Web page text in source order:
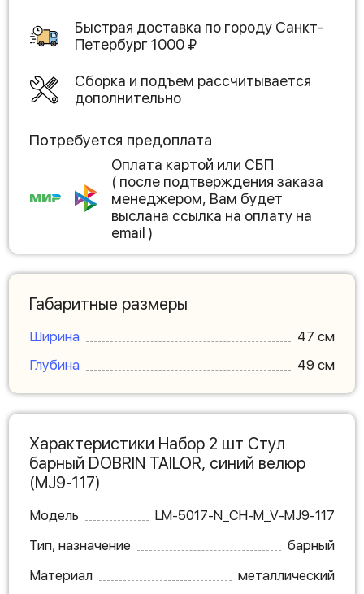
Быстрая доставка по городу Санкт-
Петербург1000 ₽
Сборка и подъем рассчитывается
дополнительно
Потребуется предоплата
Оплата картой или СБП
( после подтверждения заказа
менеджером, Вам будет
выслана ссылка на оплату на
email )
Габаритные размеры
Ширина
47 см
Глубина
49 см
Характеристики Набор 2 шт Стул
барный DOBRIN TAILOR, синий велюр
(MJ9-117)
Модель
LM-5017-N_CH-M_V-MJ9-117
Тип, назначение
барный
Материал
металлический